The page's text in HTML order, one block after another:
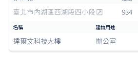
臺北市內湖區西湖段四小段 934
達爾文科技大樓 辦公室